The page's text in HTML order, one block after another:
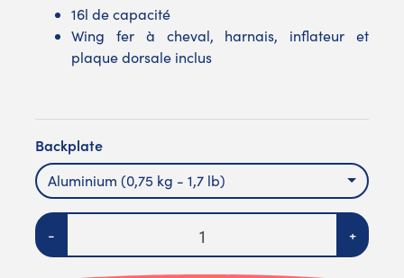
16l de capacité
Wing fer à cheval, harnais, inflateur et
plaque dorsale inclus
Backplate
Aluminium (0,75 kg - 1,7 lb)
Quantité
- +